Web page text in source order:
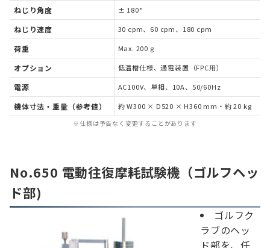
ねじり角度 ± 180°
ねじり速度 30 cpm、60 cpm、180 cpm
荷重 Max. 200 g
オプション 低温槽仕様、通電装置（FPC用）
電源 AC100V、単相、10A、50/60Hz
機体寸法・重量（参考値） 約 W300 × D520 × H360 mm・約 20 kg
※仕様は予告なく変更することがあります
No.650 電動往復摩耗試験機（ゴルフヘッ
ド部)
ゴルフク
ラブのヘッ
ド部を、任